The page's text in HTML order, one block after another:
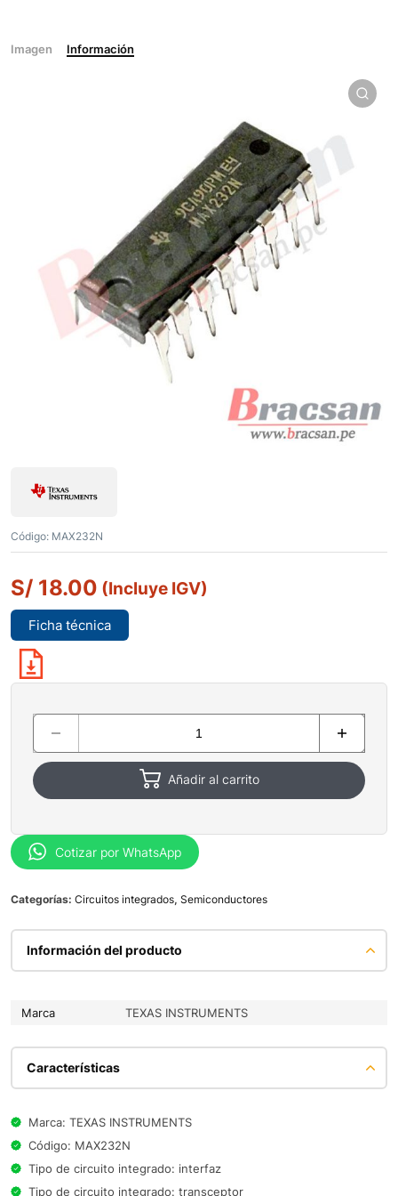
Imagen Información
Código: MAX232N
S/ 18.00 (Incluye IGV)
Ficha técnica
Añadir al carrito
Cotizar por WhatsApp
Categorías: Circuitos integrados, Semiconductores
Información del producto
Marca TEXAS INSTRUMENTS
Características
Marca: TEXAS INSTRUMENTS
Código: MAX232N
Tipo de circuito integrado: interfaz
Tipo de circuito integrado: transceptor